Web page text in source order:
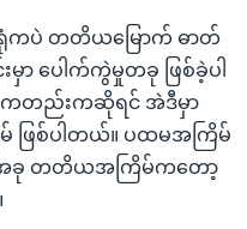
ကပဲ တတိယမြောက် ဓာတ်
မှာ ပေါက်ကွဲမှုတခု ဖြစ်ခဲ့ပါ
းကတည်းကဆိုရင် အဲဒီမှာ
ဖြစ်ပါတယ်။ ပထမအကြိမ်
း အခု တတိယအကြိမ်ကတော့